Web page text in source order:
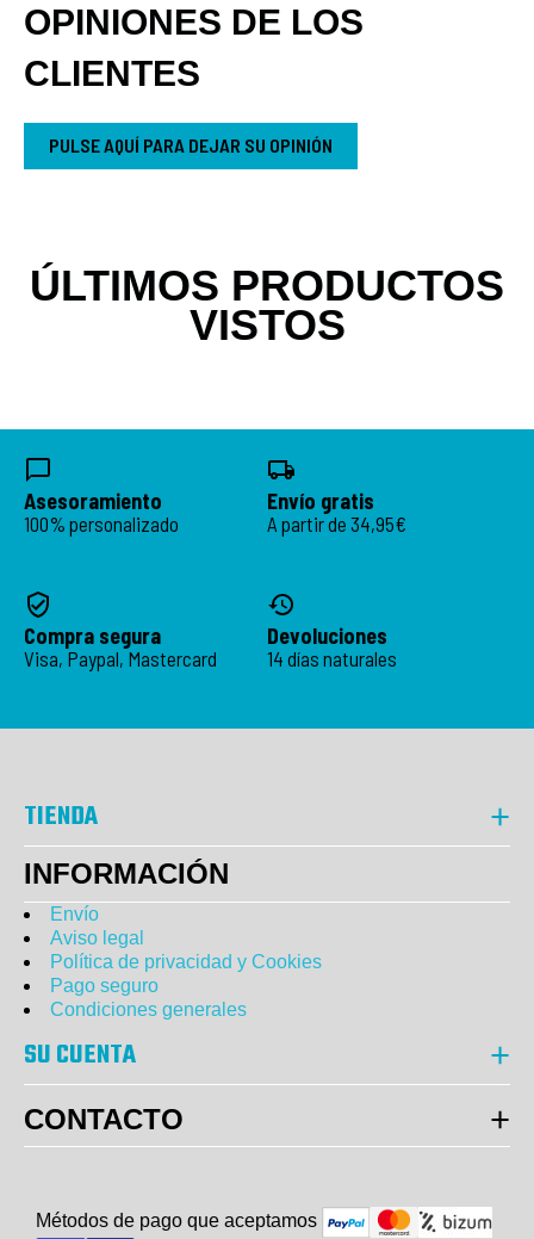
OPINIONES DE LOS
CLIENTES
PULSE AQUÍ PARA DEJAR SU OPINIÓN
ÚLTIMOS PRODUCTOS
VISTOS
Asesoramiento
100% personalizado
Envío gratis
A partir de 34,95€
Compra segura
Visa, Paypal, Mastercard
Devoluciones
14 días naturales
TIENDA
INFORMACIÓN
Envío
Aviso legal
Política de privacidad y Cookies
Pago seguro
Condiciones generales
SU CUENTA
CONTACTO
Métodos de pago que aceptamos